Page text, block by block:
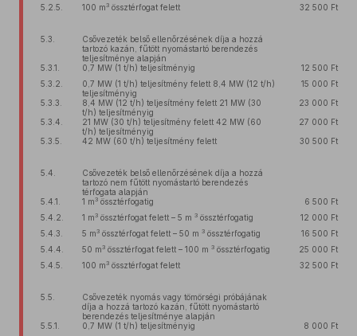
5.2.5.
100 m 3össztérfogat felett 32 500 Ft
5.3.
Csővezeték belső ellenőrzésének díja a hozzá
tartozó kazán, fűtött nyomástartó berendezés
teljesítménye alapján
5.3.1.
0,7 MW (1 t/h) teljesítményig
12 500 Ft
5.3.2.
0,7 MW (1 t/h) teljesítmény felett 8,4 MW (12 t/h)
teljesítményig
15 000 Ft
5.3.3.
8,4 MW (12 t/h) teljesítmény felett 21 MW (30
t/h) teljesítményig
23 000 Ft
5.3.4.
21 MW (30 t/h) teljesítmény felett 42 MW (60
t/h) teljesítményig
27 000 Ft
5.3.5.
42 MW (60 t/h) teljesítmény felett 30 500 Ft
5.4.
Csővezeték belső ellenőrzésének díja a hozzá
tartozó nem fűtött nyomástartó berendezés
térfogata alapján
5.4.1.
1 m 3össztérfogatig
6 500 Ft
5.4.2.
1 m 3össztérfogat felett – 5 m 3össztérfogatig
12 000 Ft
5.4.3.
5 m 3össztérfogat felett – 50 m 3össztérfogatig
16 500 Ft
5.4.4.
50 m 3össztérfogat felett – 100 m 3össztérfogatig
25 000 Ft
5.4.5.
100 m 3össztérfogat felett 32 500 Ft
5.5.
Csővezeték nyomás vagy tömörségi próbájának
díja a hozzá tartozó kazán, fűtött nyomástartó
berendezés teljesítménye alapján
5.5.1.
0,7 MW (1 t/h) teljesítményig
8 000 Ft